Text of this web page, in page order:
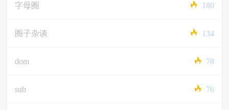
字母圈 180
圈子杂谈 134
dom 78
sub 76